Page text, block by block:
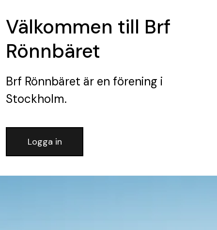
Välkommen till Brf
Rönnbäret
Brf Rönnbäret är en förening i
Stockholm.
Logga in